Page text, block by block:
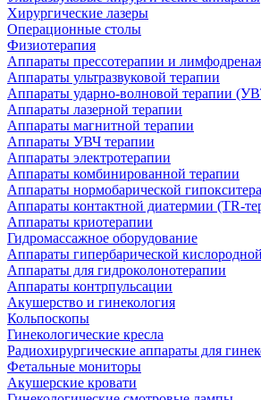
Хирургические лазеры
Операционные столы
Физиотерапия
Аппараты прессотерапии и
Аппараты ультразвуковой терапии
Аппараты ударно-волновой терапии
Аппараты лазерной терапии
Аппараты магнитной терапии
Аппараты УВЧ терапии
Аппараты электротерапии
Аппараты комбинированной терапии
Аппараты нормобарической
Аппараты контактной диатермии (TR-
Аппараты криотерапии
Гидромассажное оборудование
Аппараты гипербарической
Аппараты для гидроколонотерапии
Аппараты контрпульсации
Акушерство и гинекология
Кольпоскопы
Гинекологические кресла
Радиохирургические аппараты для
Фетальные мониторы
Акушерские кровати